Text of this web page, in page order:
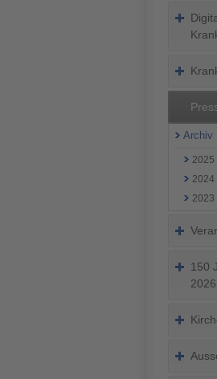
Archiv
2025
2024
2023
150
2026